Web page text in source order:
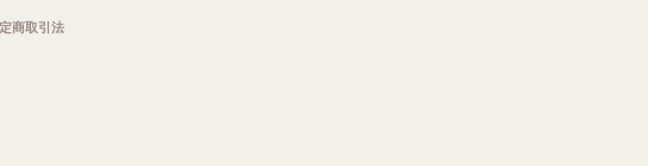
商取引法